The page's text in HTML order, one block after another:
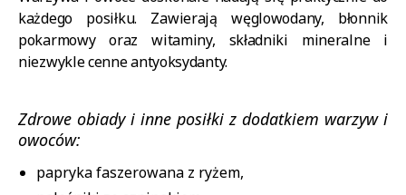
każdego posiłku. Zawierają węglowodany, błonnik
pokarmowy oraz witaminy, składniki mineralne i
niezwykle cenne antyoksydanty.
Zdrowe obiady i inne posiłki z dodatkiem warzyw i
owoców:
papryka faszerowana z ryżem,